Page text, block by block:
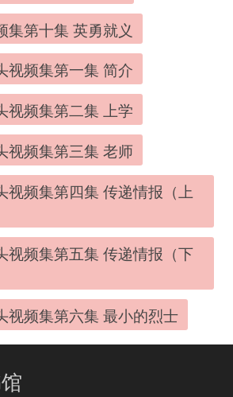
集第十集 英勇就义
视频集第一集 简介
视频集第二集 上学
视频集第三集 老师
视频集第四集 传递情报（上
视频集第五集 传递情报（下
视频集第六集 最小的烈士